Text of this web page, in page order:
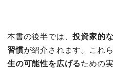
本書の後半では、投資家的
習慣が紹介されます。これ
生の可能性を広げるための